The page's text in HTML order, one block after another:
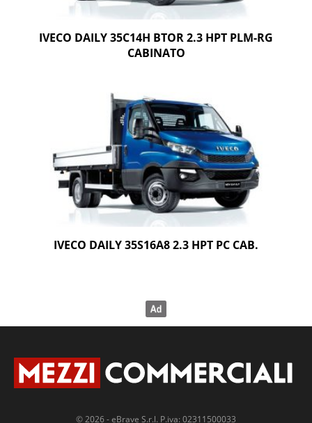
IVECO DAILY 35C14H BTOR 2.3 HPT PLM-RG
CABINATO
IVECO DAILY 35S16A8 2.3 HPT PC CAB.
© 2026 - eBrave S.r.l. P.iva: 02311500033